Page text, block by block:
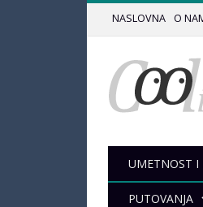
NASLOVNA O
UMETNOST I
PUTOVANJA